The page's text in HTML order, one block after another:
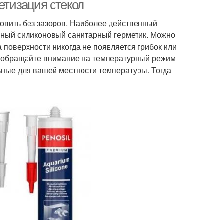
стекол
без зазоров. Наиболее действенный
силиконовый санитарный герметик. Можно
никогда не появляется грибок или
обращайте внимание на температурный режим
для вашей местности температуры. Тогда